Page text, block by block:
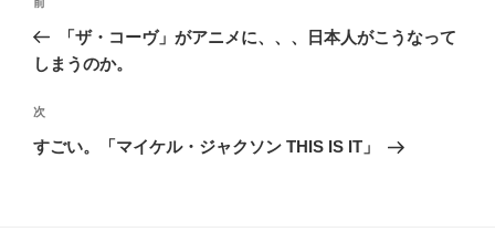
ナ
ゲ
ー
の
投
「ザ・コーヴ」がアニメに、、、日本人がこうなって
しまうのか。
次
の
次
すごい。「マイケル・ジャクソン THIS IS IT」